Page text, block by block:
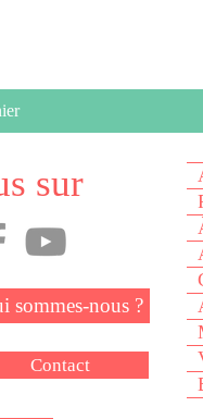
sur
sommes-nous ?
Contact